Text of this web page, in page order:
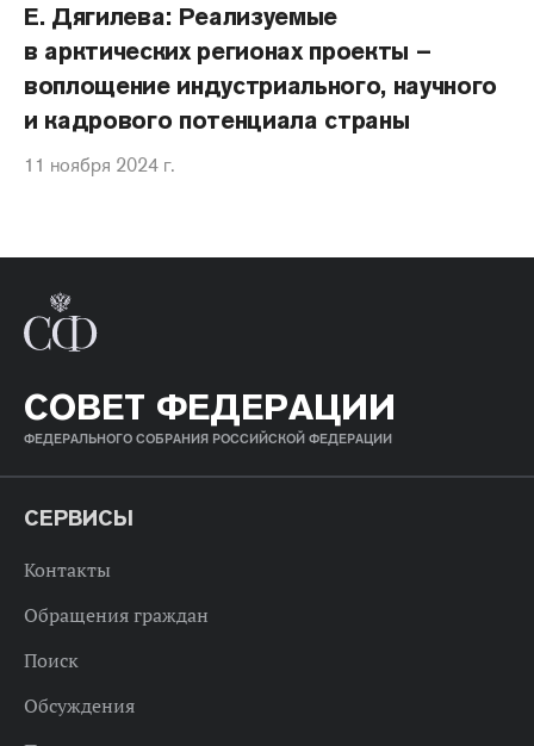
Е. Дягилева: Реализуемые
в арктических регионах проекты –
воплощение индустриального, научного
и кадрового потенциала страны
11 ноября 2024 г.
СОВЕТ ФЕДЕРАЦИИ
ФЕДЕРАЛЬНОГО СОБРАНИЯ РОССИЙСКОЙ ФЕДЕРАЦИИ
СЕРВИСЫ
Контакты
Обращения граждан
Поиск
Обсуждения